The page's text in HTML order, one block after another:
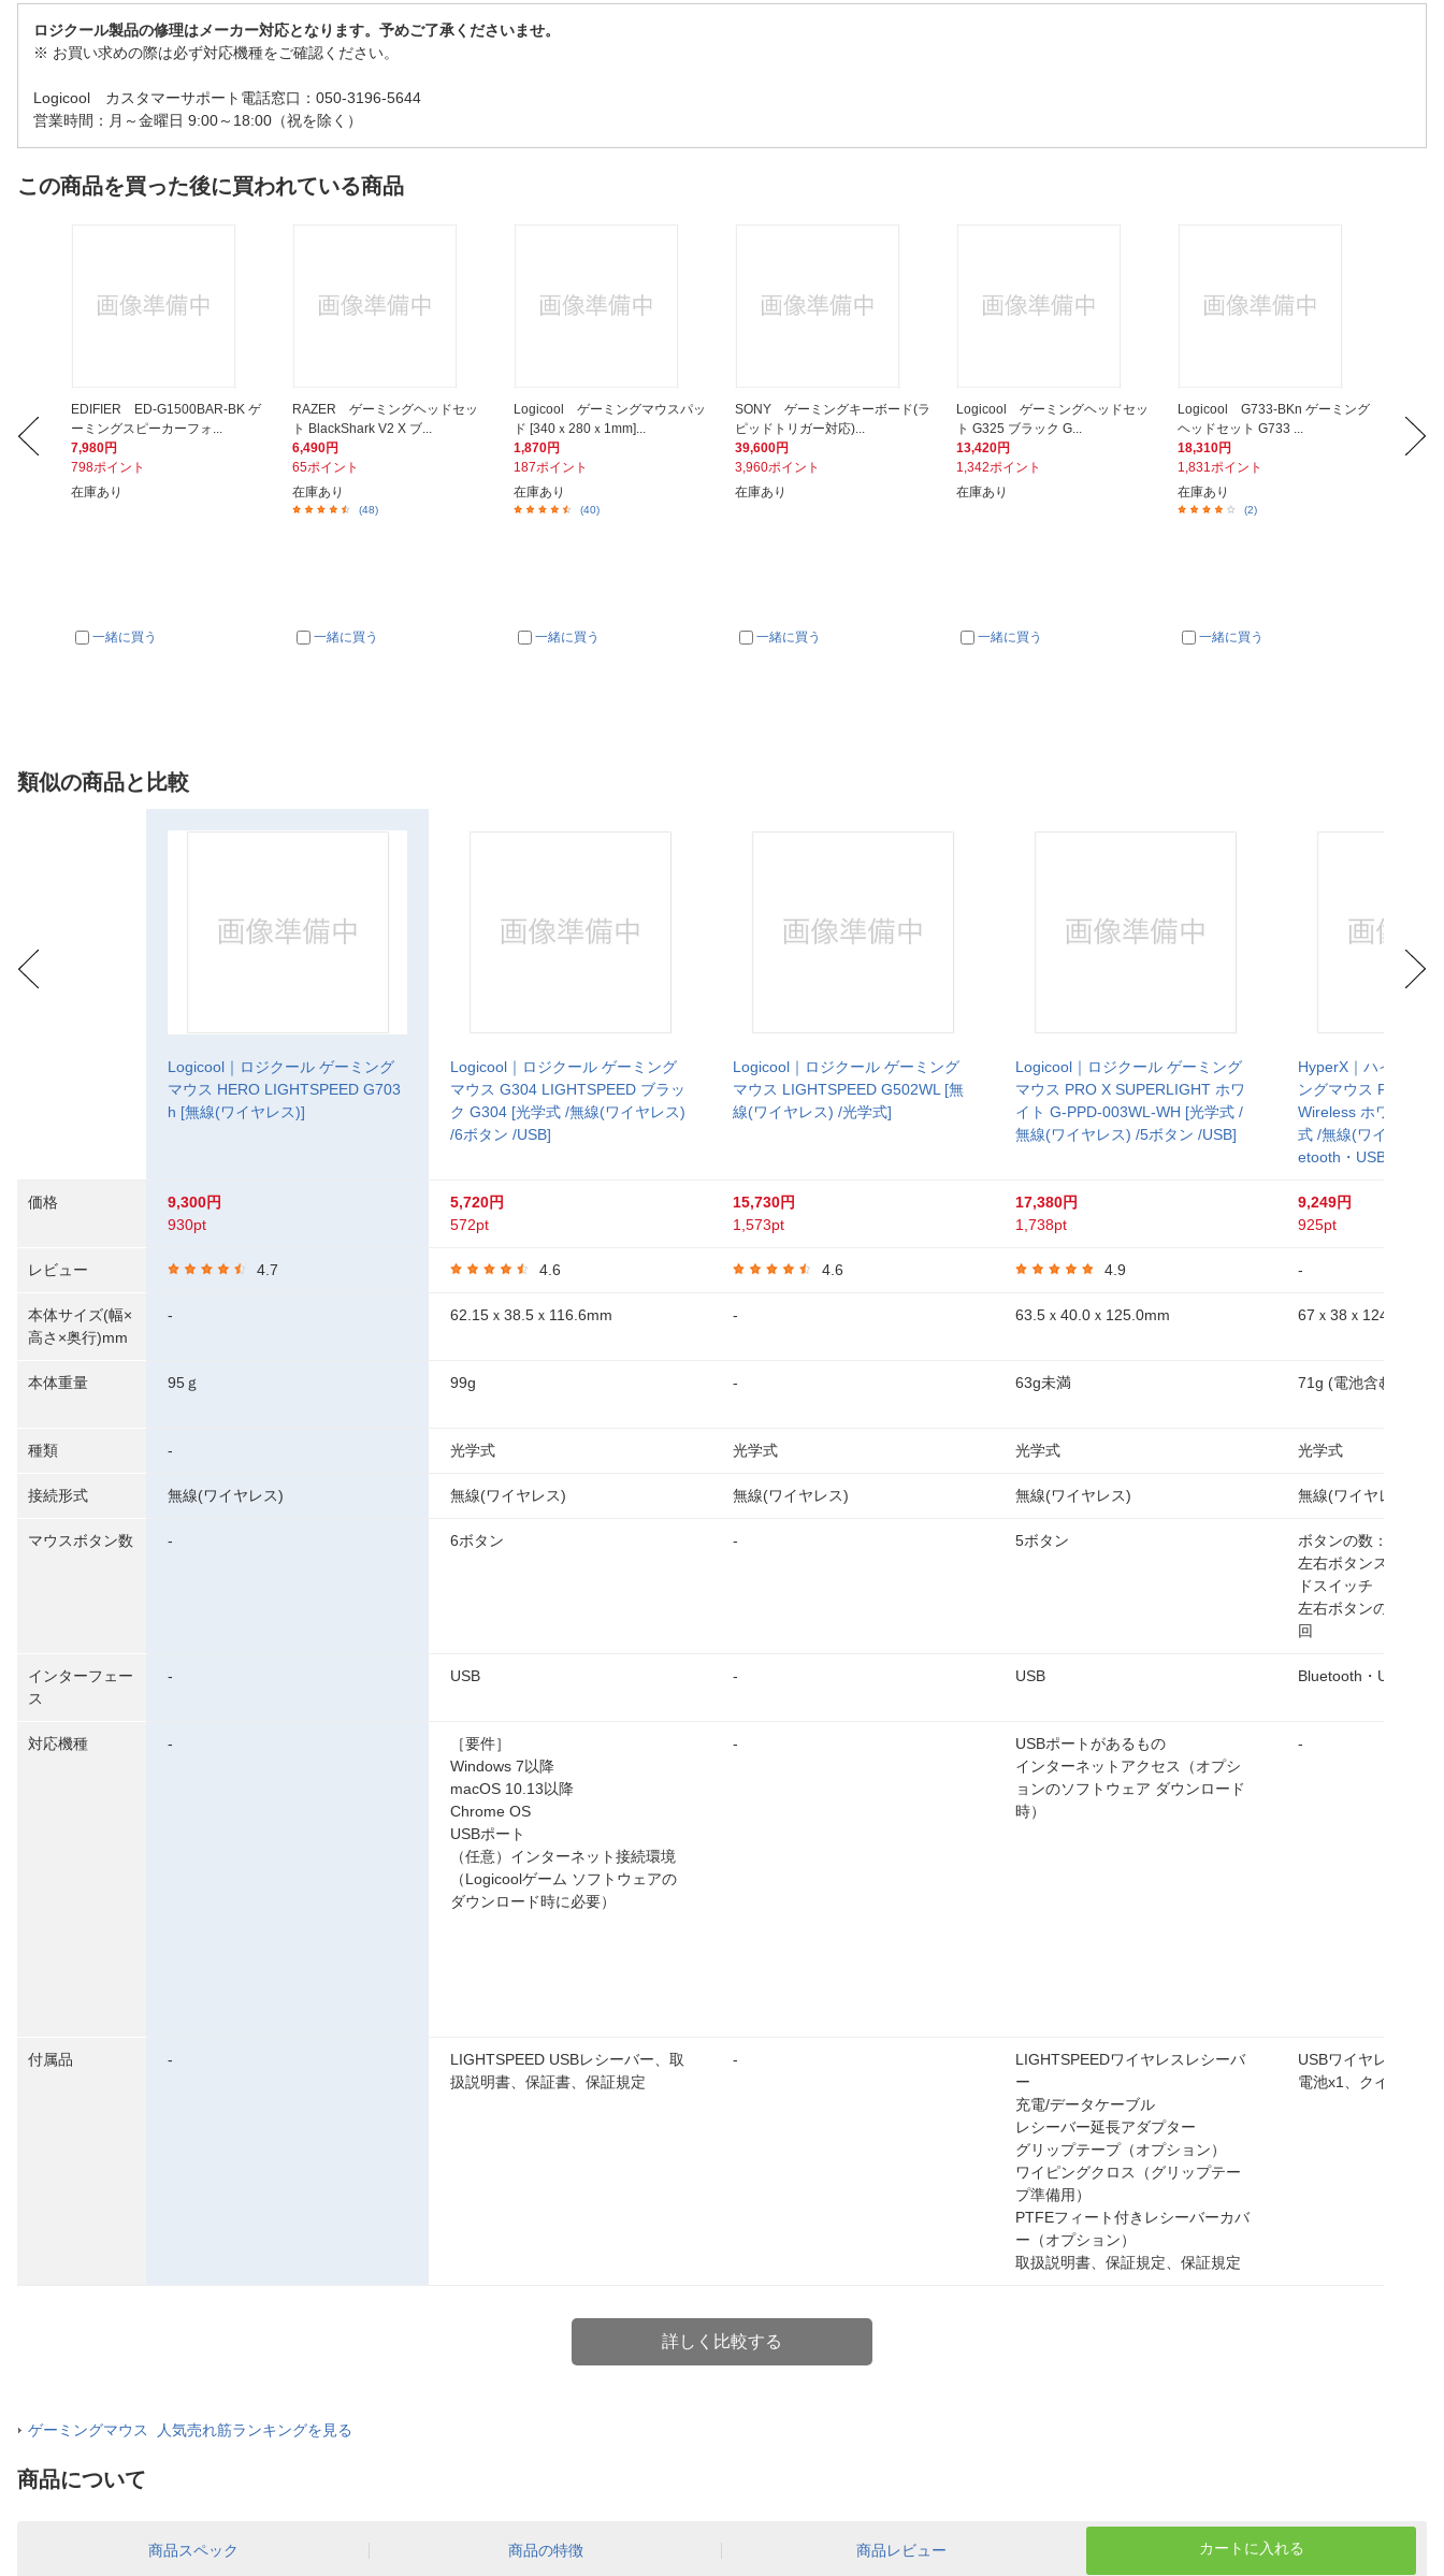
ロジクール製品の修理はメーカー対応となります。予めご了承くださいませ。
※ お買い求めの際は必ず対応機種をご確認ください。
Logicool カスタマーサポート電話窓口：050-3196-5644
営業時間：月～金曜日 9:00～18:00（祝を除く）
この商品を買った後に買われている商品
EDIFIER ED-G1500BAR-BK ゲ
ーミングスピーカーフォ...
7,980円
798ポイント
在庫あり
一緒に買う
RAZER ゲーミングヘッドセッ
ト BlackShark V2 X ブ...
6,490円
65ポイント
在庫あり
(48)
一緒に買う
Logicool ゲーミングマウスパッ
ド [340ｘ280ｘ1mm]...
1,870円
187ポイント
在庫あり
(40)
一緒に買う
SONY ゲーミングキーボード(ラ
ピッドトリガー対応)...
39,600円
3,960ポイント
在庫あり
一緒に買う
Logicool ゲーミングヘッドセッ
ト G325 ブラック G...
13,420円
1,342ポイント
在庫あり
一緒に買う
Logicool G733-BKn ゲーミング
ヘッドセット G733 ...
18,310円
1,831ポイント
在庫あり
(2)
一緒に買う
(ラピ
30,960
類似の商品と比較
価格
レビュー
本体サイズ(幅×
高さ×奥行)mm
本体重量
種類
接続形式
マウスボタン数
インターフェー
ス
対応機種
付属品
Logicool｜ロジクール ゲーミング
マウス HERO LIGHTSPEED G703
h [無線(ワイヤレス)]
9,300円
930pt
4.7
-
95ｇ
-
無線(ワイヤレス)
-
-
-
-
Logicool｜ロジクール ゲーミング
マウス G304 LIGHTSPEED ブラッ
ク G304 [光学式 /無線(ワイヤレス)
/6ボタン /USB]
5,720円
572pt
4.6
62.15ｘ38.5ｘ116.6mm
99g
光学式
無線(ワイヤレス)
6ボタン
USB
［要件］
Windows 7以降
macOS 10.13以降
Chrome OS
USBポート
（任意）インターネット接続環境
（Logicoolゲーム ソフトウェアの
ダウンロード時に必要）
LIGHTSPEED USBレシーバー、取
扱説明書、保証書、保証規定
Logicool｜ロジクール ゲーミング
マウス LIGHTSPEED G502WL [無
線(ワイヤレス) /光学式]
15,730円
1,573pt
4.6
-
-
光学式
無線(ワイヤレス)
-
-
-
-
Logicool｜ロジクール ゲーミング
マウス PRO X SUPERLIGHT ホワ
イト G-PPD-003WL-WH [光学式 /
無線(ワイヤレス) /5ボタン /USB]
17,380円
1,738pt
4.9
63.5ｘ40.0ｘ125.0mm
63g未満
光学式
無線(ワイヤレス)
5ボタン
USB
USBポートがあるもの
インターネットアクセス（オプシ
ョンのソフトウェア ダウンロード
時）
LIGHTSPEEDワイヤレスレシーバ
ー
充電/データケーブル
レシーバー延長アダプター
グリップテープ（オプション）
ワイピングクロス（グリップテー
プ準備用）
PTFEフィート付きレシーバーカバ
ー（オプション）
取扱説明書、保証規定、保証規定
HyperX｜ハイパーエ
ングマウス Puslefire
Wireless ホワイト
式 /無線(ワイヤレス)
etooth・USB]
9,249円
925pt
-
67ｘ38ｘ124mm
71g (電池含む)
光学式
無線(ワイヤレス)
ボタンの数：6
左右ボタンスイッチ
ドスイッチ
左右ボタンの打鍵耐
回
Bluetooth・USB
-
USBワイヤレスアダ
電池x1、クイックス
詳しく比較する
ゲーミングマウス 人気売れ筋ランキングを見る
商品について
カートに入れる
商品スペック 商品の特徴 商品レビュー